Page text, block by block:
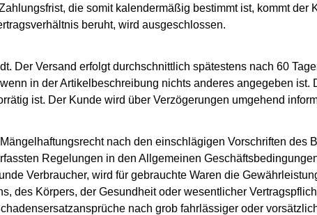
die somit kalendermäßig bestimmt ist, kommt der
beruht, wird ausgeschlossen.
Der Versand erfolgt durchschnittlich spätestens nach 60
in der Artikelbeschreibung nichts anderes angegeben
ist. Der Kunde wird über Verzögerungen umgehend
nach den einschlägigen Vorschriften des
Regelungen in den Allgemeinen
Verbraucher, wird für gebrauchte Waren die
des Körpers, der Gesundheit oder wesentlicher
nach grob fahrlässiger oder